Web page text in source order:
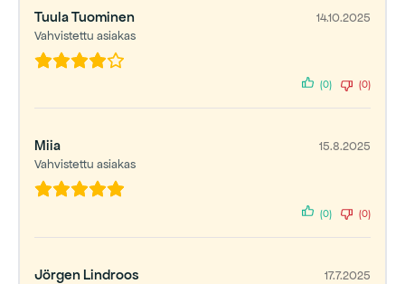
Tuula Tuominen
Vahvistettu asiakas
14.10.2025
(0) (0)
Miia
Vahvistettu asiakas
15.8.2025
(0) (0)
Jörgen Lindroos 17.7.2025